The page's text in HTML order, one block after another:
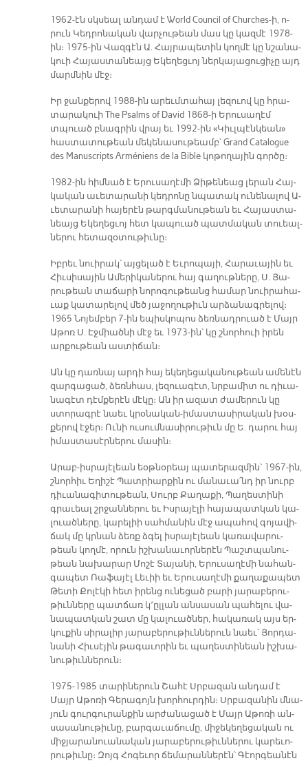
1962-էն սկսեալ ան­դամ է World Council of Churches-ի, ո­
րուն Կեդ­րո­նա­կան վար­չու­թեան մաս կը կազ­մէ 1978-
ին։ 1975-ին Վազ­գէն Ա. Հայ­րա­պե­տին կող­մէ կը նշա­նա­
կուի Հա­յաս­տա­նեայց Ե­կե­ղեց­ւոյ ներ­կա­յա­ցու­ցի­չը այդ
մարմ­նին մէջ։
Իր ջան­քե­րով 1988-ին ա­րեւմ­տա­հայ լե­զուով կը հրա­
տա­րա­կուի The Psalms of David 1868-ի Ե­րու­սա­ղէմ
տպուած բնագ­րին վրայ եւ 1992-ին «Կիւլ­պէն­կեան»
հաս­տա­տու­թեան մե­կե­նա­սու­թեամբ՝ Grand Catalogue
des Manuscripts Arméniens de la Bible կո­թո­ղա­յին գոր­ծը։
1982-ին հիմ­նած է Ե­րու­սա­ղէ­մի Ձի­թե­նեաց լե­րան Հայ­
կա­կան ա­ւե­տա­րա­նի կեդ­րո­նը նպա­տակ ու­նե­նա­լով Ա­
ւե­տա­րա­նի հա­յե­րէն թարգ­մա­նու­թեան եւ Հա­յաս­տա­
նեայց Ե­կե­ղեց­ւոյ հետ կա­պուած պատ­մա­կան տուեալ­
նե­րու հե­տա­զօ­տու­թիւ­նը։
Իբ­րեւ նուի­րակ՝ այ­ցե­լած է Եւ­րո­պա­յի, Հա­րա­ւա­յին եւ
Հիւ­սի­սա­յին Ա­մե­րի­կա­նե­րու հայ գա­ղութ­նե­րը, Ս. Յա­
րու­թեան տա­ճա­րի նո­րո­գու­թեանց հա­մար նուի­րա­հա­
ւաք կա­տա­րե­լով մեծ յա­ջո­ղու­թիւն ար­ձա­նագ­րե­լով։
1965 Նո­յեմ­բեր 7-ին ե­պիս­կո­պոս ձեռ­նադ­րուած է Մայր
Ա­թոռ Ս. Էջ­միած­նի մէջ եւ 1973-ին՝ կը շնոր­հուի ի­րեն
ար­քու­թեան աս­տի­ճան։
Ան կը դառ­նայ ար­դի հայ ե­կե­ղե­ցա­կա­նու­թեան ա­մե­նէն
զար­գա­ցած, ձեռն­հաս, լե­զուա­գէտ, նրբա­միտ ու դի­ւա­
նա­գէտ դէմ­քե­րէն մէ­կը։ Ան իր ա­զատ ժա­մե­րուն կը
ստո­րագ­րէ նաեւ կրօ­նա­կան-ի­մաս­տա­սի­րա­կան խօս­
քե­րով է­ջեր։ Ու­նի ու­սում­նա­սի­րու­թիւն մը Ե. դա­րու հայ
ի­մաս­տա­սէր­նե­րու մա­սին։
Ա­րաբ-իս­րա­յէ­լեան եօթ­նօ­րեայ պա­տե­րազ­մին՝ 1967-ին,
շնոր­հիւ Ե­ղի­շէ Պատ­րիար­քին ու մա­նա­ւա՛նդ իր նուրբ
դի­ւա­նա­գի­տու­թեան, Սուրբ Քա­ղա­քի, Պա­ղես­տի­նի
գրա­ւեալ շրջան­նե­րու եւ Իս­րա­յէ­լի հա­յա­պատ­կան կա­
լուած­նե­րը, կա­րե­լիի սահ­մա­նին մէջ ա­պա­հով գո­յա­վի­
ճակ մը կրնան ձեռք ձգել իս­րա­յէ­լեան կա­ռա­վա­րու­
թեան կող­մէ, ո­րուն իշ­խա­նա­ւոր­նե­րէն Պաշտ­պա­նու­
թեան նա­խա­րար Մո­շէ Տա­յա­նի, Ե­րու­սա­ղէ­մի նա­հան­
գա­պետ Ռա­ֆա­յէլ Լե­ւիի եւ Ե­րու­սա­ղէ­մի քա­ղա­քա­պետ
Թե­տի Քո­լէ­կի հետ ի­րենց ու­նե­ցած բա­րի յա­րա­բե­րու­
թիւն­նե­րը պատ­ճառ կ­՚ըլ­լան ան­սա­սան պա­հե­լու վա­
նա­պատ­կան շատ մը կա­լուած­ներ, հա­կա­ռակ այս եր­
կու­քին սի­րա­լիր յա­րա­բե­րու­թիւն­նե­րուն նաեւ՝ Յոր­դա­
նա­նի Հիւ­սէյին թա­գա­ւո­րին եւ պա­ղես­տի­նեան իշ­խա­
նու­թիւն­նե­րուն։
1975-1985 տա­րի­նե­րուն Շա­հէ Սրբա­զան ան­դամ է
Մայր Ա­թո­ռի Գե­րա­գոյն խոր­հուր­դին։ Սրբա­զա­նին մնա­
յուն գուր­գու­րան­քին ար­ժա­նա­ցած է Մայր Ա­թո­ռի ան­
սա­սա­նու­թիւ­նը, բար­գա­ւա­ճու­մը, միջե­կե­ղե­ցա­կան ու
միջյա­րա­նուա­նա­կան յա­րա­բե­րու­թիւն­նե­րու կա­րե­ւո­
րու­թիւ­նը։ Զոյգ Հո­գե­ւոր ճե­մա­րան­նե­րէն՝ Գէոր­գեանէն